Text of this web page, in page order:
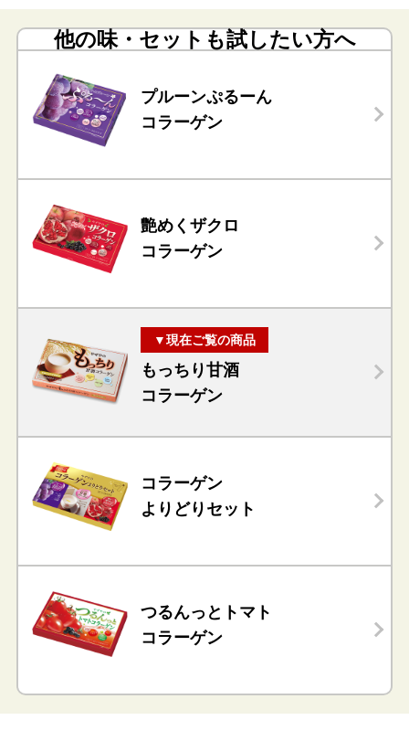
他の味・セットも試したい方へ
プルーンぷるーん
コラーゲン
艶めくザクロ
コラーゲン
▼現在ご覧の商品
もっちり甘酒
コラーゲン
コラーゲン
よりどりセット
つるんっとトマト
コラーゲン